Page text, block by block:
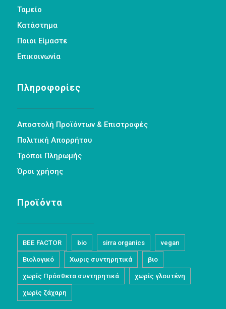
Ταμείο
Κατάστημα
Ποιοι Είμαστε
Επικοινωνία
Πληροφορίες
Αποστολή Προϊόντων & Επιστροφές
Πολιτική Απορρήτου
Τρόποι Πληρωμής
Όροι χρήσης
Προϊόντα
BEE FACTOR bio sirra organics vegan
Βιολογικό Χωρις συντηρητικά βιο
χωρίς Πρόσθετα συντηρητικά χωρίς γλουτένη
χωρίς ζάχαρη